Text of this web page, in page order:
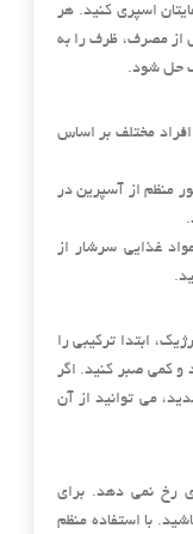
اسپری کنید. هر
از مصرف، ظرف را به
حل شود.
افراد مختلف بر اساس
منظم از آسپرین در
غذایی سرشار از
ابتدا ترکیبی را
و کمی صبر کنید. اگر
می توانید از آن
رخ نمی دهد. برای
با استفاده منظم